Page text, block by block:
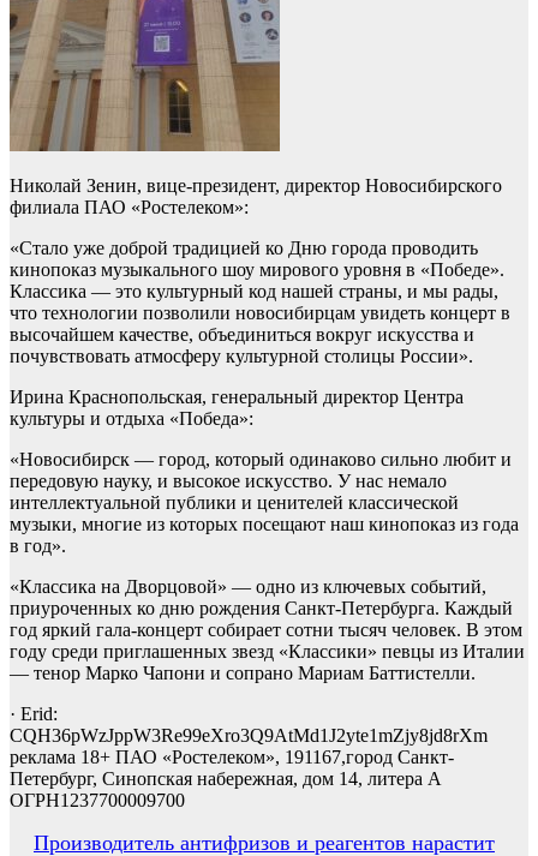
Николай Зенин, вице-президент, директор Новосибирского
филиала ПАО «Ростелеком»:
«Стало уже доброй традицией ко Дню города проводить
кинопоказ музыкального шоу мирового уровня в «Победе».
Классика — это культурный код нашей страны, и мы рады,
что технологии позволили новосибирцам увидеть концерт в
высочайшем качестве, объединиться вокруг искусства и
почувствовать атмосферу культурной столицы России».
Ирина Краснопольская, генеральный директор Центра
культуры и отдыха «Победа»:
«Новосибирск — город, который одинаково сильно любит и
передовую науку, и высокое искусство. У нас немало
интеллектуальной публики и ценителей классической
музыки, многие из которых посещают наш кинопоказ из года
в год».
«Классика на Дворцовой» — одно из ключевых событий,
приуроченных ко дню рождения Санкт-Петербурга. Каждый
год яркий гала-концерт собирает сотни тысяч человек. В этом
году среди приглашенных звезд «Классики» певцы из Италии
— тенор Марко Чапони и сопрано Мариам Баттистелли.
· Erid:
CQH36pWzJppW3Re99eXro3Q9AtMd1J2yte1mZjy8jd8rXm
реклама 18+ ПАО «Ростелеком», 191167,город Санкт-
Петербург, Синопская набережная, дом 14, литера А
ОГРН1237700009700
Навигация
Производитель антифризов и реагентов нарастит